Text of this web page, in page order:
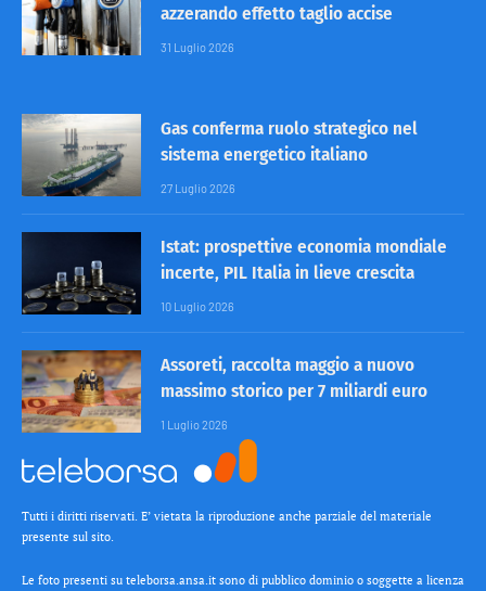
azzerando effetto taglio accise
31 Luglio 2026
Gas conferma ruolo strategico nel
sistema energetico italiano
27 Luglio 2026
Istat: prospettive economia mondiale
incerte, PIL Italia in lieve crescita
10 Luglio 2026
Assoreti, raccolta maggio a nuovo
massimo storico per 7 miliardi euro
1 Luglio 2026
Tutti i diritti riservati. E’ vietata la riproduzione anche parziale del materiale
presente sul sito.
Le foto presenti su teleborsa.ansa.it sono di pubblico dominio o soggette a licenza